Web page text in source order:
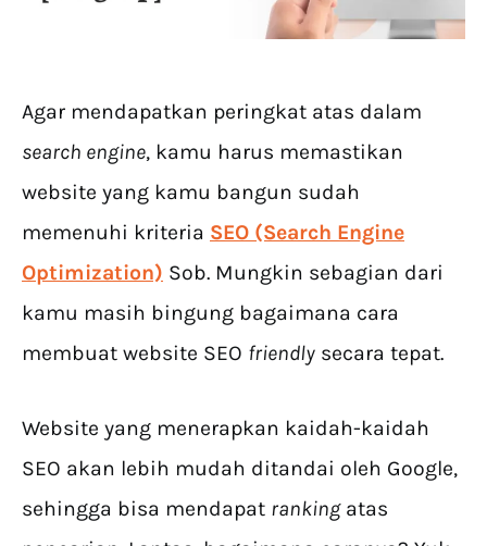
Agar mendapatkan peringkat atas dalam
search engine, kamu harus memastikan
website yang kamu bangun sudah
memenuhi kriteria SEO (Search Engine
Optimization) Sob. Mungkin sebagian dari
kamu masih bingung bagaimana cara
membuat website SEO friendly secara tepat.
Website yang menerapkan kaidah-kaidah
SEO akan lebih mudah ditandai oleh Google,
sehingga bisa mendapat rankingatas